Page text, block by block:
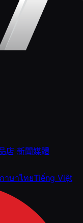
店 新聞媒體
าษาไทยTiếng Việt